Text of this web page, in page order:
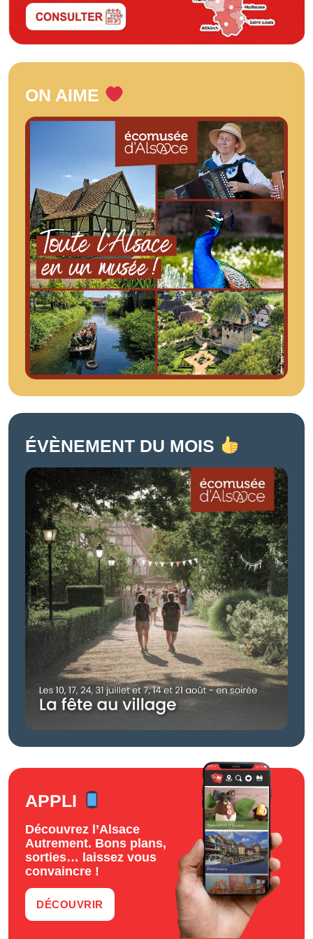
ON AIME
ÉVÈNEMENT DU MOIS
APPLI
Découvrez l’Alsace
Autrement. Bons plans,
sorties… laissez vous
convaincre !
DÉCOUVRIR